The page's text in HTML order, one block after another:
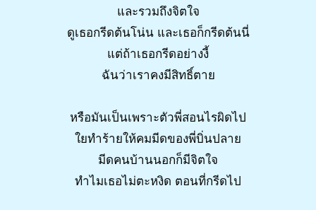
และรวมถึงจิตใจ
ดูเธอกรีดต้นโน่น และเธอก็กรีดต้นนี่
แต่ถ้าเธอกรีดอย่างงี้
ฉันว่าเราคงมีสิทธิ์ตาย
หรือมันเป็นเพราะตัวพี่สอนไรผิดไป
ใยทำร้ายให้คมมีดของพี่บิ่นปลาย
มีดคนบ้านนอกก็มีจิตใจ
ทำไมเธอไม่ตะหงิด ตอนที่กรีดไป